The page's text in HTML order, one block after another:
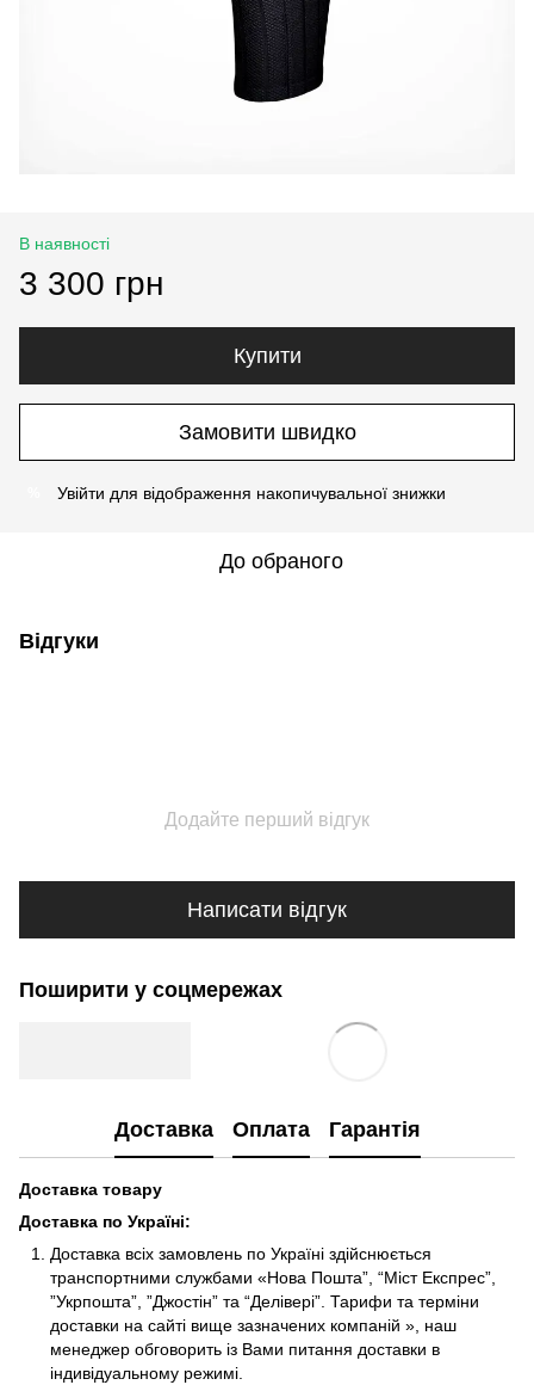
В наявності
3 300 грн
Купити
Замовити швидко
Увійти для відображення накопичувальної знижки
До обраного
Відгуки
Додайте перший відгук
Написати відгук
Поширити у соцмережах
Доставка Оплата Гарантія
Доставка товару
Доставка по Україні:
Доставка всіх замовлень по Україні здійснюється
транспортними службами «Нова Пошта”, “Міст Експрес”,
”Укрпошта”, ”Джостін” та “Делівері”. Тарифи та терміни
доставки на сайті вище зазначених компаній », наш
менеджер обговорить із Вами питання доставки в
індивідуальному режимі.